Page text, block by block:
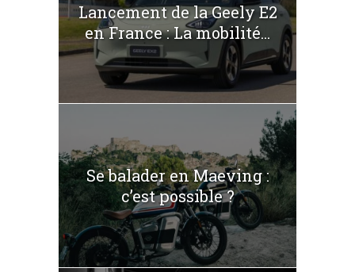
Lancement de la Geely E2
en France : La mobilité...
Se balader en Maeving :
c’est possible ?